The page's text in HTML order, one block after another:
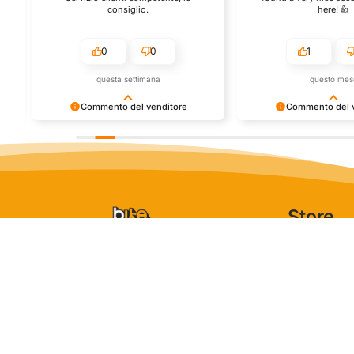
Commento del venditore
lieti che l'acquisto sia andato liscio, e
a clienti così fantastici. Grazie ancora!
consiglio.
0 0
questa settimana
Commento del
così! Apprezziamo il
che metti nel
esperienza con noi. Ci
here! 👍️
1
questo
Store